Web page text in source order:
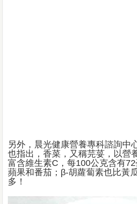
另外，晨光健康營養專科諮詢中
也指出，香菜，又稱芫荽，以營
富含維生素C，每100公克含有72
蘋果和番茄；β-胡蘿蔔素也比黃
多！